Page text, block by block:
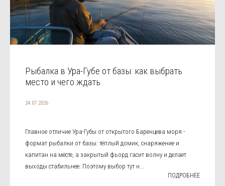
Рыбалка в Ура-Губе от базы: как выбрать
место и чего ждать
24.07.2026
Главное отличие Ура-Губы от открытого Баренцева моря -
формат рыбалки от базы: тёплый домик, снаряжение и
капитан на месте, а закрытый фьорд гасит волну и делает
выходы стабильнее. Поэтому выбор тут н...
ПОДРОБНЕЕ